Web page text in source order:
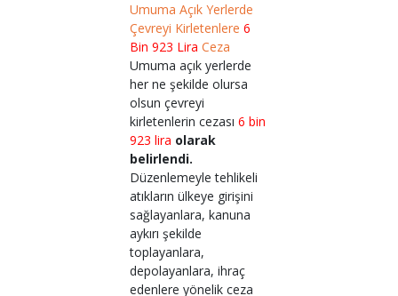
Umuma Açık Yerlerde
Çevreyi Kirletenlere 6
Bin 923 Lira Ceza
Umuma açık yerlerde
her ne şekilde olursa
olsun çevreyi
kirletenlerin cezası 6 bin
923 lira olarak
belirlendi.
Düzenlemeyle tehlikeli
atıkların ülkeye girişini
sağlayanlara, kanuna
aykırı şekilde
toplayanlara,
depolayanlara, ihraç
edenlere yönelik ceza